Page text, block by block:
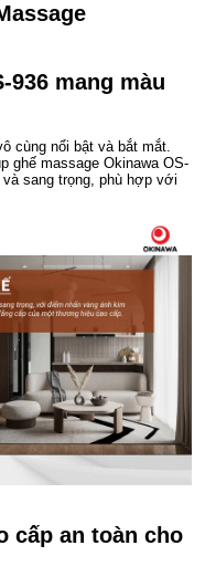
936 mang màu
cùng nổi bật và bắt mắt.
ghế massage Okinawa OS-
sang trọng, phù hợp với
cấp an toàn cho